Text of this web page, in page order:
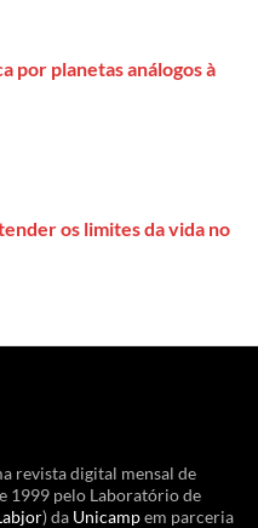
por planetas análogos à
os limites da vida no
revista digital mensal de
1999 pelo Laboratório de
) da Unicampem parceria